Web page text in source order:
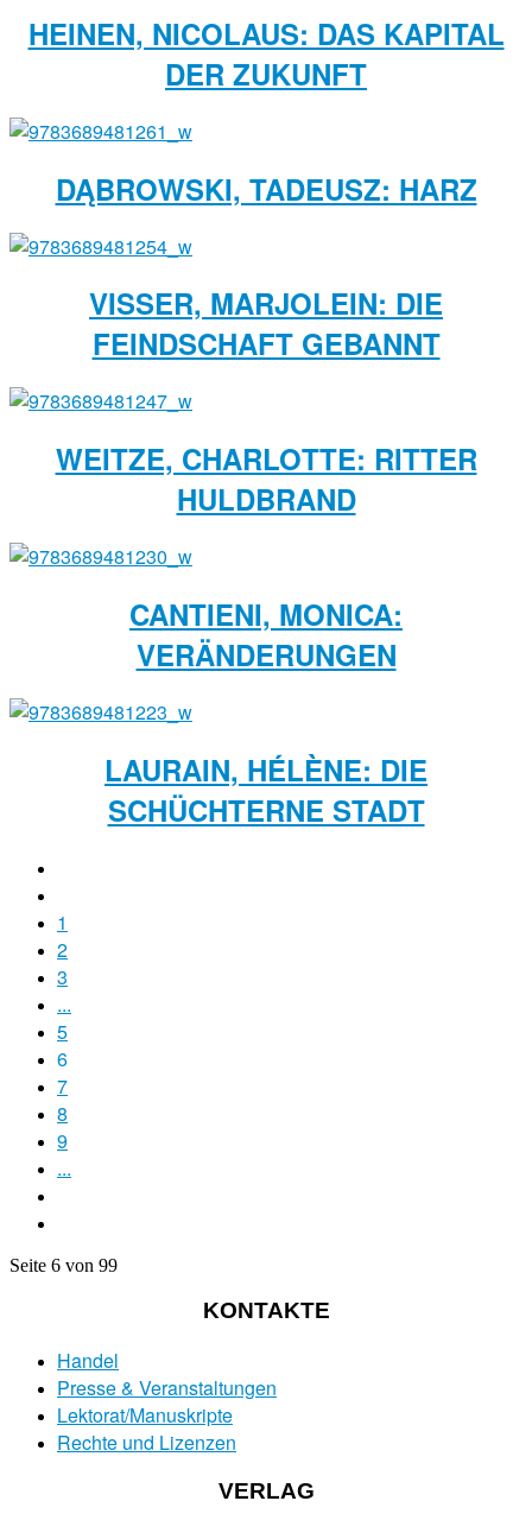
HEINEN, NICOLAUS: DAS KAPITAL
DER ZUKUNFT
DĄBROWSKI, TADEUSZ: HARZ
VISSER, MARJOLEIN: DIE
FEINDSCHAFT GEBANNT
WEITZE, CHARLOTTE: RITTER
HULDBRAND
CANTIENI, MONICA:
VERÄNDERUNGEN
LAURAIN, HÉLÈNE: DIE
SCHÜCHTERNE STADT
1
2
3
...
5
6
7
8
9
...
Seite 6 von 99
KONTAKTE
Handel
Presse & Veranstaltungen
Lektorat/Manuskripte
Rechte und Lizenzen
VERLAG